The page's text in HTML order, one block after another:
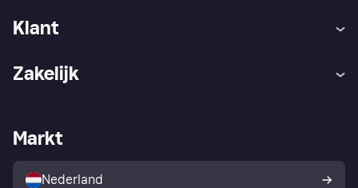
Klant
Winkeloverzicht
Kopersbescherming voor
consumenten
Zakelijk
Zakelijke login
Markt
Nederland